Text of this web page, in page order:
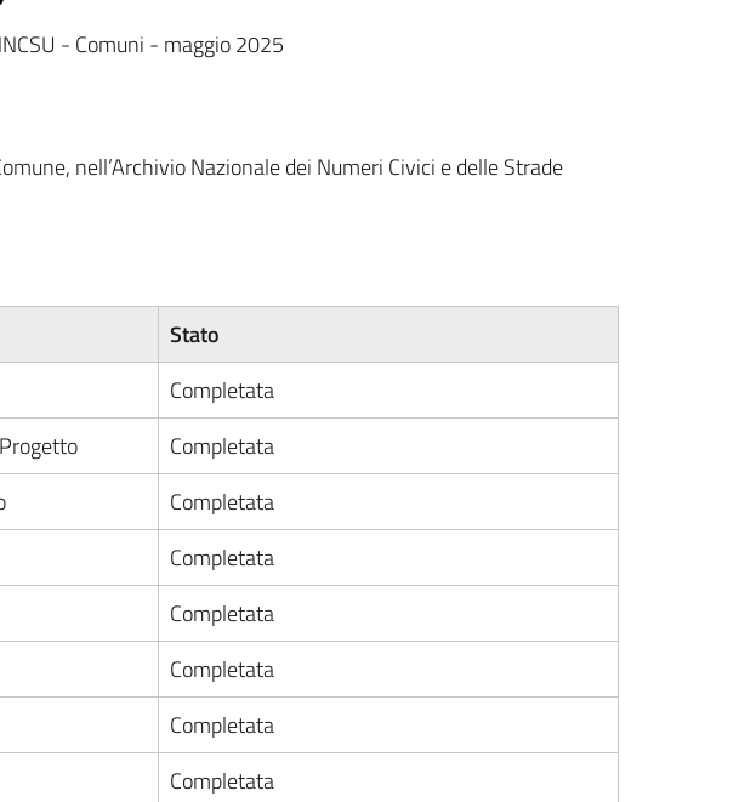
- Comuni - maggio 2025
nell’Archivio Nazionale dei Numeri Civici e delle Strade
Stato
Completata
Completata
Completata
Completata
Completata
Completata
Completata
Completata